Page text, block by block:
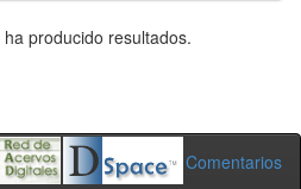
producido resultados.
Comentarios